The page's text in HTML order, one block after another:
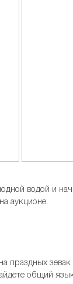
водой и
аукционе.
праздных
общий